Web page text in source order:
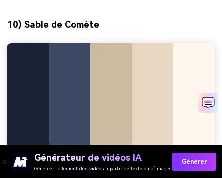
10) Sable de Comète
Générateur de vidéos IA
Générez facilement des vidéos à partir de texte ou d’images
Générer